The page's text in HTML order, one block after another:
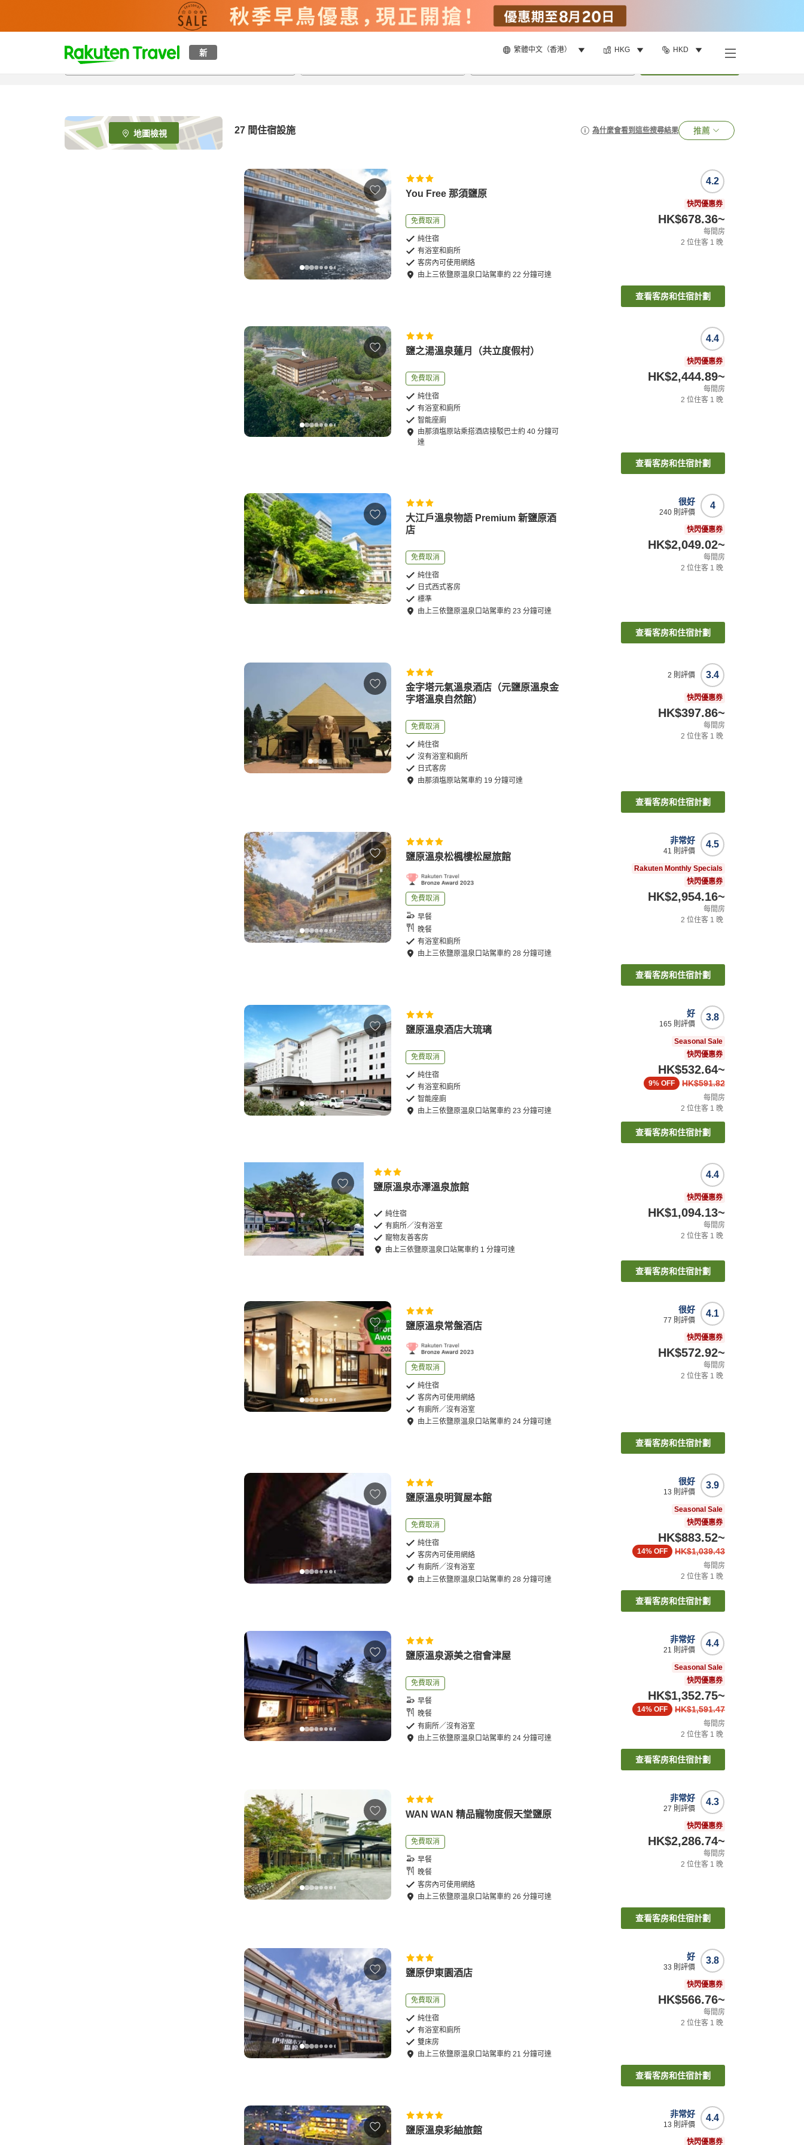
新 繁體中文（香港） HKG HKD
t
p
e
_
s
地圖檢視 27 間住宿設施 為什麼會看到這些搜尋結果 推薦
You Free 那須鹽原
免費取消
純住宿
有浴室和廁所
客房內可使用網絡
由上三依鹽原温泉口站駕車約22 分鐘可達
4.2
快閃優惠券
HK$678.36~
每間房
2 位住客 1 晚
查看客房和住宿計劃
鹽之湯溫泉蓮月（共立度假村）
免費取消
純住宿
有浴室和廁所
智能座廁
由那須塩原站乘搭酒店接駁巴士約40 分鐘可
達
4.4
快閃優惠券
HK$2,444.89~
每間房
2 位住客 1 晚
查看客房和住宿計劃
大江戶溫泉物語 Premium 新鹽原酒
店
免費取消
純住宿
日式西式客房
標準
由上三依鹽原温泉口站駕車約23 分鐘可達
4
很好
240 則評價
快閃優惠券
HK$2,049.02~
每間房
2 位住客 1 晚
查看客房和住宿計劃
金字塔元氣溫泉酒店（元鹽原溫泉金
字塔溫泉自然館）
免費取消
純住宿
沒有浴室和廁所
日式客房
由那須塩原站駕車約 19 分鐘可達
3.4
2 則評價
快閃優惠券
HK$397.86~
每間房
2 位住客 1 晚
查看客房和住宿計劃
鹽原溫泉松楓樓松屋旅館
免費取消
早餐
晚餐
有浴室和廁所
由上三依鹽原温泉口站駕車約28 分鐘可達
4.5
非常好
41 則評價
Rakuten Monthly Specials
快閃優惠券
HK$2,954.16~
每間房
2 位住客 1 晚
查看客房和住宿計劃
鹽原溫泉酒店大琉璃
免費取消
純住宿
有浴室和廁所
智能座廁
由上三依鹽原温泉口站駕車約23 分鐘可達
3.8
好
165 則評價
Seasonal Sale
快閃優惠券
HK$532.64~
HK$591.82
9% OFF
每間房
2 位住客 1 晚
查看客房和住宿計劃
鹽原溫泉赤澤溫泉旅館
純住宿
有廁所／沒有浴室
寵物友善客房
由上三依鹽原温泉口站駕車約 1 分鐘可達
4.4
快閃優惠券
HK$1,094.13~
每間房
2 位住客 1 晚
查看客房和住宿計劃
鹽原溫泉常盤酒店
免費取消
純住宿
客房內可使用網絡
有廁所／沒有浴室
由上三依鹽原温泉口站駕車約24 分鐘可達
4.1
很好
77 則評價
快閃優惠券
HK$572.92~
每間房
2 位住客 1 晚
查看客房和住宿計劃
鹽原溫泉明賀屋本館
免費取消
純住宿
客房內可使用網絡
有廁所／沒有浴室
由 上三依鹽原温泉口站駕車約28 分鐘可達
3.9
很好
13 則評價
Seasonal Sale
快閃優惠券
HK$883.52~
HK$1,039.43
14% OFF
每間房
2 位住客 1 晚
查看客房和住宿計劃
鹽原溫泉源美之宿會津屋
免費取消
早餐
晚餐
有廁所／沒有浴室
由 上三依鹽原温泉口站駕車約24 分鐘可達
4.4
非常好
21 則評價
Seasonal Sale
快閃優惠券
HK$1,352.75~
HK$1,591.47
14% OFF
每間房
2 位住客 1 晚
查看客房和住宿計劃
WAN WAN 精品寵物度假天堂鹽原
免費取消
早餐
晚餐
客房內可使用網絡
由 上三依鹽原温泉口站駕車約26 分鐘可達
4.3
非常好
27 則評價
快閃優惠券
HK$2,286.74~
每間房
2 位住客 1 晚
查看客房和住宿計劃
鹽原伊東園酒店
免費取消
純住宿
有浴室和廁所
雙床房
由 上三依鹽原温泉口站駕車約21 分鐘可達
3.8
好
33 則評價
快閃優惠券
HK$566.76~
每間房
2 位住客 1 晚
查看客房和住宿計劃
鹽原溫泉彩紬旅館
4.4
非常好
13 則評價
快閃優惠券